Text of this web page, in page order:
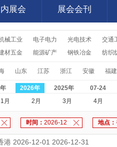
展会
内展会
展会会刊
展会会刊
械工业 电子电力 光电技术 交通
材五金 能源矿产 钢铁冶金 纺织
山东 江苏 浙江 安徽 福建
2026年 2025年
07-24
1月 2月 3月 4月
时间： 2026-12 地点：
港 2026-12-01 2026-12-31